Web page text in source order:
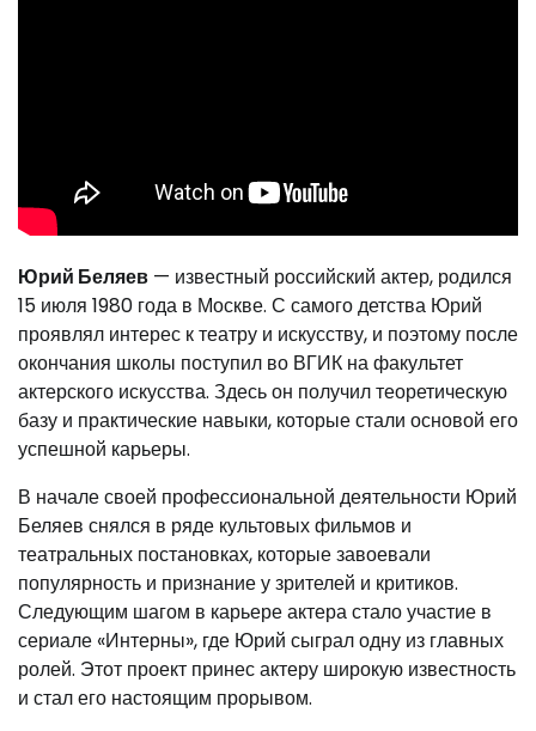
Юрий Беляев — известный российский актер, родился
15 июля 1980 года в Москве. С самого детства Юрий
проявлял интерес к театру и искусству, и поэтому после
окончания школы поступил во ВГИК на факультет
актерского искусства. Здесь он получил теоретическую
базу и практические навыки, которые стали основой его
успешной карьеры.
В начале своей профессиональной деятельности Юрий
Беляев снялся в ряде культовых фильмов и
театральных постановках, которые завоевали
популярность и признание у зрителей и критиков.
Следующим шагом в карьере актера стало участие в
сериале «Интерны», где Юрий сыграл одну из главных
ролей. Этот проект принес актеру широкую известность
и стал его настоящим прорывом.